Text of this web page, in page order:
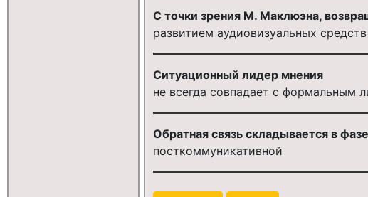
С точки зрения М. Маклюэна,
развитием аудиовизуальных
Ситуационный лидер мнения
не всегда совпадает с формальным
Обратная связь складывается в фазе
посткоммуникативной